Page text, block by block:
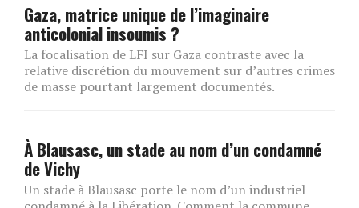
Gaza, matrice unique de l’imaginaire
anticolonial insoumis ?
La focalisation de LFI sur Gaza contraste avec la
relative discrétion du mouvement sur d’autres crimes
de masse pourtant largement documentés.
À Blausasc, un stade au nom d’un condamné
de Vichy
Un stade à Blausasc porte le nom d’un industriel